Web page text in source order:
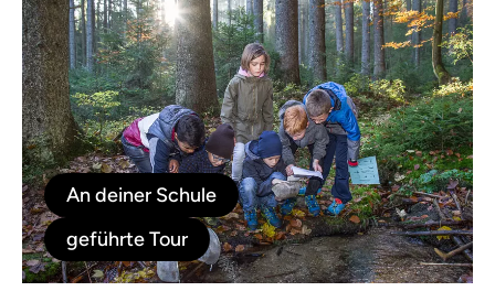
An deiner Schule
geführte Tour